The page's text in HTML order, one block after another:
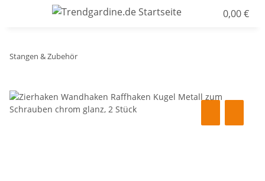
0,00 €
Stangen & Zubehör